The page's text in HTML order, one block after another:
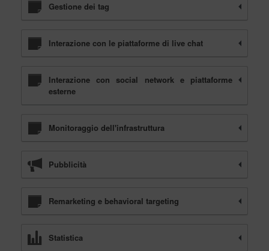
Gestione dei tag
Interazione con le piattaforme di live chat
Interazione con social network e piattaforme
esterne
Monitoraggio dell'infrastruttura
Pubblicità
Remarketing e behavioral targeting
Statistica
Iscriviti alla newsletter,
sul tuo prossimo acquisto!